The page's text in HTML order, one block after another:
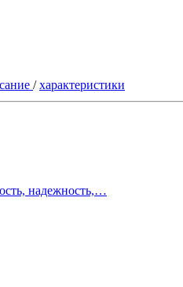
/характеристики
надежность,…